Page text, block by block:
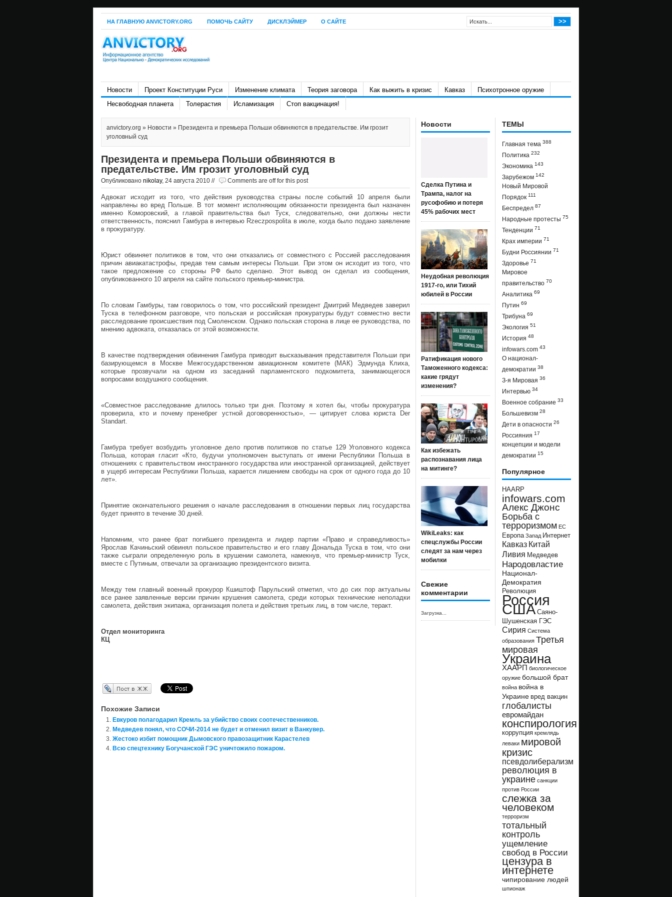
НА ГЛАВНУЮ ANVICTORY.ORG ПОМОЧЬ САЙТУ ДИСКЛЭЙМЕР О САЙТЕ
Новости Проект Конституции Руси Изменение климата Теория заговора Как выжить в кризис Кавказ
Психотронное оружие
Несвободная планета
Толерастия Исламизация Стоп вакцинация!
anvictory.org » Новости » Президента и премьера Польши обвиняются в предательстве. Им грозит
уголовный суд
Президента и премьера Польши обвиняются в
предательстве. Им грозит уголовный суд
Опубликовано nikolay, 24 августа 2010 // Comments are off for this post
Адвокат исходит из того, что действия руководства страны после событий 10 апреля были
направлены во вред Польше. В тот момент исполняющим обязанности президента был назначен
именно Коморовский, а главой правительства был Туск, следовательно, они должны нести
ответственность, пояснил Гамбура в интервью Rzeczpospolita в июле, когда было подано заявление
в прокуратуру.
Юрист обвиняет политиков в том, что они отказались от совместного с Россией расследования
причин авиакатастрофы, предав тем самым интересы Польши. При этом он исходит из того, что
такое предложение со стороны РФ было сделано. Этот вывод он сделал из сообщения,
опубликованного 10 апреля на сайте польского премьер-министра.
По словам Гамбуры, там говорилось о том, что российский президент Дмитрий Медведев заверил
Туска в телефонном разговоре, что польская и российская прокуратуры будут совместно вести
расследование происшествия под Смоленском. Однако польская сторона в лице ее руководства, по
мнению адвоката, отказалась от этой возможности.
В качестве подтверждения обвинения Гамбура приводит высказывания представителя Польши при
базирующемся в Москве Межгосударственном авиационном комитете (МАК) Эдмунда Клиха,
которые прозвучали на одном из заседаний парламентского подкомитета, занимающегося
вопросами воздушного сообщения.
«Совместное расследование длилось только три дня. Поэтому я хотел бы, чтобы прокуратура
проверила, кто и почему пренебрег устной договоренностью», — цитирует слова юриста Der
Standart.
Гамбура требует возбудить уголовное дело против политиков по статье 129 Уголовного кодекса
Польша, которая гласит «Кто, будучи уполномочен выступать от имени Республики Польша в
отношениях с правительством иностранного государства или иностранной организацией, действует
в ущерб интересам Республики Польша, карается лишением свободы на срок от одного года до 10
лет».
Принятие окончательного решения о начале расследования в отношении первых лиц государства
будет принято в течение 30 дней.
Напомним, что ранее брат погибшего президента и лидер партии «Право и справедливость»
Ярослав Качиньский обвинял польское правительство и его главу Дональда Туска в том, что они
также сыграли определенную роль в крушении самолета, намекнув, что премьер-министр Туск,
вместе с Путиным, отвечали за организацию президентского визита.
Между тем главный военный прокурор Кшиштоф Парульский отметил, что до сих пор актуальны
все ранее заявленные версии причин крушения самолета, среди которых технические неполадки
самолета, действия экипажа, организация полета и действия третьих лиц, в том числе, теракт.
Отдел мониторинга
КЦ
Перепост в ЖЖ
Похожие Записи
Евкуров полагодарил Кремль за убийство своих соотечественников.
Медведев понял, что СОЧИ-2014 не будет и отменил визит в Ванкувер.
Жестоко избит помощник Дымовского правозащитник Карастелев
Всю спецтехнику Богучанской ГЭС уничтожило пожаром.
Новости
Сделка Путина и
Трампа, налог на
русофобию и потеря
45% рабочих мест
Неудобная революция
1917-го, или Тихий
юбилей в России
Ратификация нового
Таможенного кодекса:
какие грядут
изменения?
Как избежать
распознавания лица
на митинге?
WikiLeaks: как
спецслужбы России
следят за нам через
мобилки
Свежие
комментарии
Загрузка...
ТЕМЫ
Главная тема 388
Политика 232
Экономика 143
Зарубежом 142
Новый Мировой
Порядок 111
Беспредел 87
Народные протесты 75
Тенденции 71
Крах империи 71
Будни Россиянии 71
Здоровье 71
Мировое
правительство 70
Аналитика 69
Путин 69
Трибуна 69
Экология 51
История 48
infowars.com 43
О национал-
демократии 38
З-я Мировая 36
Интервью 34
Военное собрание 33
Большевизм 28
Дети в опасности 26
Россияния 17
концепции и модели
демократии 15
Популярное
HAARP
infowars.com
Алекс Джонс
Борьба с
терроризмом ЕС
Европа Запад Интернет
Кавказ Китай
Ливия Медведев
Народовластие
Национал-
Демократия
Революция
Россия
США Саяно-
Шушенская ГЭС
Сирия Система
образования Третья
мировая
Украина
ХААРП биологическое
оружие большой брат
война война в
Украине вред вакцин
глобалисты
евромайдан
конспирология
коррупция кремлядь
леваки мировой
кризис
псевдолиберализм
революция в
украине санкции
против России
слежка за
человеком
терроризм
тотальный
контроль
ущемление
свобод в России
цензура в
интернете
чипирование людей
шпионаж